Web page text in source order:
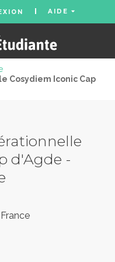
AIDE
Cosydiem Iconic Cap
d'Agde -